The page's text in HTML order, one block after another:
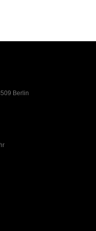
Berlin